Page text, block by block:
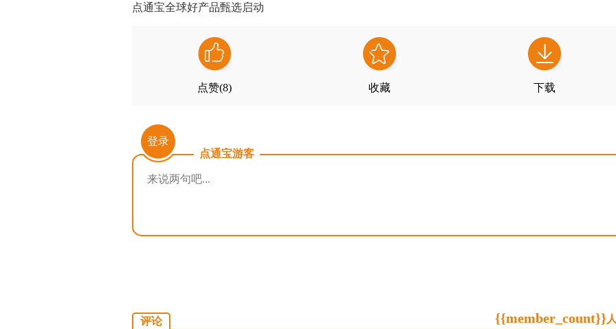
点通宝全球好产品甄选启动
点赞(8) 收藏 下载
登录
点通宝游客
评论 {{member_count}}